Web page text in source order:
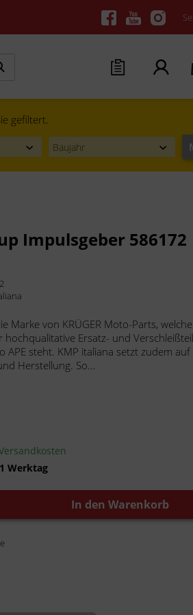
gefiltert.
Impulsgeber 586172
Marke von KRÜGER Moto-Parts, welche
hochqualitative Ersatz- und
APE steht. KMP italiana setzt zudem
Herstellung. So...
Werktag
In den Warenkorb